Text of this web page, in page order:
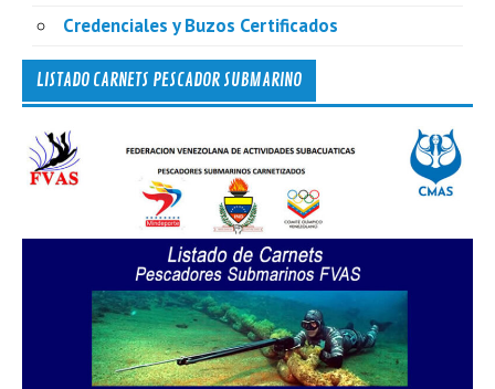
Credenciales y Buzos Certificados
LISTADO CARNETS PESCADOR SUBMARINO